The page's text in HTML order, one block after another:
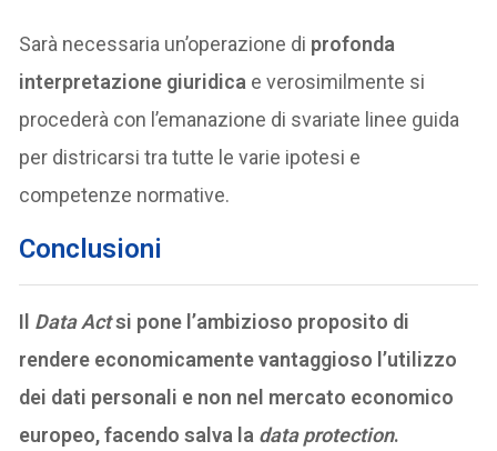
Sarà necessaria un’operazione di profonda
interpretazione giuridica e verosimilmente si
procederà con l’emanazione di svariate linee guida
per districarsi tra tutte le varie ipotesi e
competenze normative.
Conclusioni
Il Data Actsi pone l’ambizioso proposito di
rendere economicamente vantaggioso l’utilizzo
dei dati personali e non nel mercato economico
europeo, facendo salva la data protection.